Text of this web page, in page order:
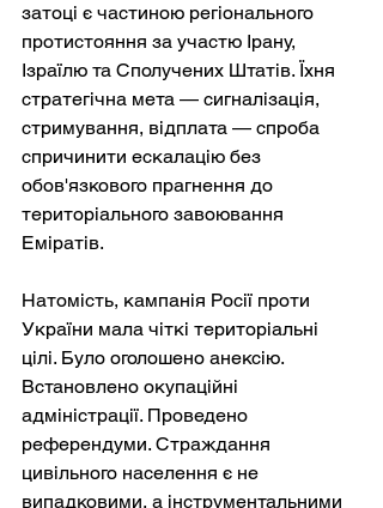
затоці є частиною регіонального
протистояння за участю Ірану,
Ізраїлю та Сполучених Штатів. Їхня
стратегічна мета — сигналізація,
стримування, відплата — спроба
спричинити ескалацію без
обов'язкового прагнення до
територіального завоювання
Еміратів.
Натомість, кампанія Росії проти
України мала чіткі територіальні
цілі. Було оголошено анексію.
Встановлено окупаційні
адміністрації. Проведено
референдуми. Страждання
цивільного населення є не
випадковими, а інструментальними